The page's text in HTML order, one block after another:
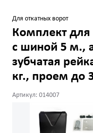
Для откатных ворот
Комплект для
с шиной 5 м.,
зубчатая
кг., проем до
Артикул: 014007